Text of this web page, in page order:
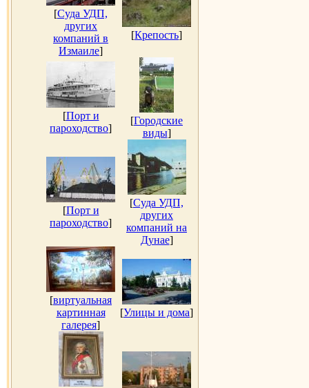
[Суда УДП,
других
компаний в
Измаиле]
[Крепость]
[Порт и
пароходство]
[Городские
виды]
[Порт и
пароходство]
[Суда УДП,
других
компаний на
Дунае]
[виртуальная
картинная
галерея]
[Улицы и дома]